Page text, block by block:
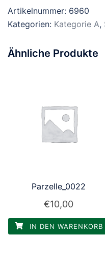
Artikelnummer: 6960
Kategorien: Kategorie A,
Ähnliche Produkte
Parzelle_0022
€10,00
IN DEN WARENKORB